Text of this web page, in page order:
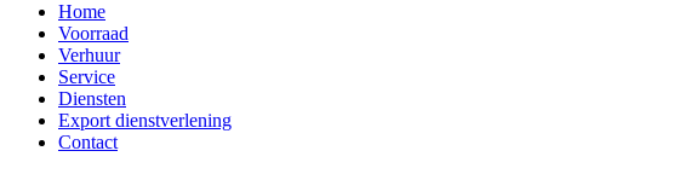
Home
Voorraad
Verhuur
Service
Diensten
Export dienstverlening
Contact